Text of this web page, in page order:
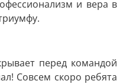
и вера в
перед командой
Совсем скоро ребята